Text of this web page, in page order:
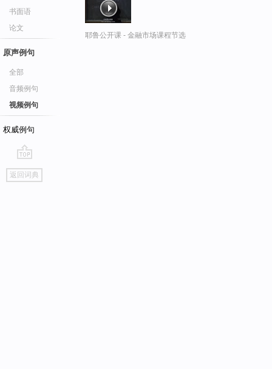
书面语
论文
原声例句
全部
音频例句
视频例句
权威例句
go
top
返回词典
耶鲁公开课 - 金融市场课程节选